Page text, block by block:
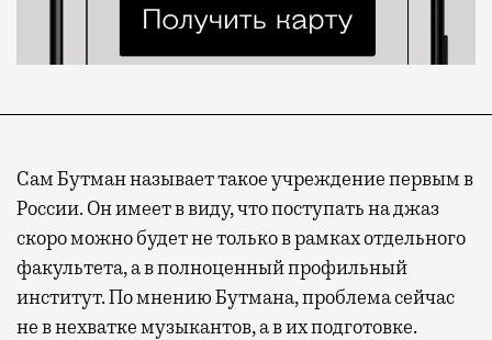
Сам Бутман называет такое учреждение первым в
России. Он имеет в виду, что поступать на джаз
скоро можно будет не только в рамках отдельного
факультета, а в полноценный профильный
институт. По мнению Бутмана, проблема сейчас
не в нехватке музыкантов, а в их подготовке.